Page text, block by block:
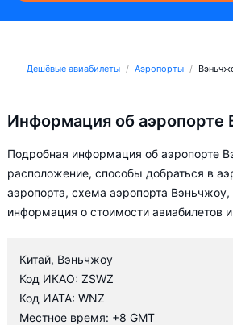
Дешёвые авиабилеты Аэропорты
Информация об аэропорте
Подробная информация об аэропорте
расположение, способы добраться в
аэропорта, схема аэропорта Вэньчжоу,
информация о стоимости авиабилетов
Китай, Вэньчжоу
Код ИКАО: ZSWZ
Код ИАТА: WNZ
Местное время: +8 GMT